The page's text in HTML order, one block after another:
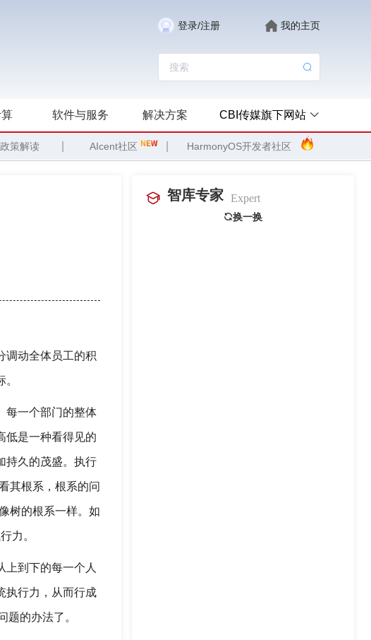
登录/注册 我的主页
软件与服务 解决方案 CBI传媒旗下网站
政策解读 AIcent社区 HarmonyOS开发者社区
调动全体员工的积
每一个部门的整体
低是一种看得见的
持久的茂盛。执行
其根系，根系的问
树的根系一样。如
力。
上到下的每一个人
执行力，从而行成
的办法了。
智库专家 Expert
换一换